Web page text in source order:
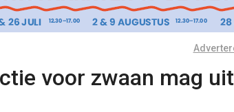
voor zwaan mag